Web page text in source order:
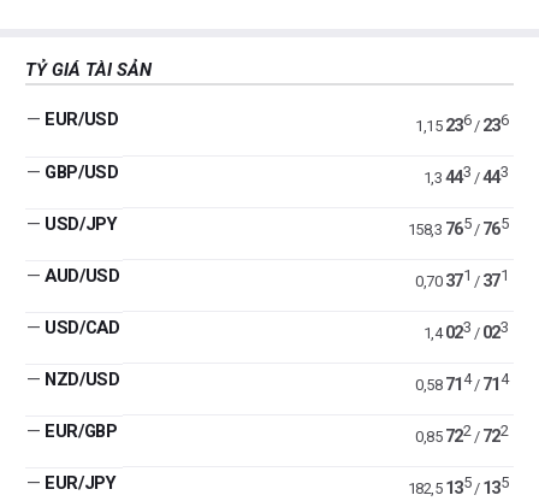
TỶ GIÁ TÀI SẢN
— EUR/USD 1,15 236/ 236
— GBP/USD 1,3 443 /443
— USD/JPY 158,3 765/ 765
— AUD/USD 0,70 371 / 371
— USD/CAD 1,4 023 / 023
— NZD/USD 0,58 714/ 714
— EUR/GBP 0,85 722/ 722
— EUR/JPY 182,5 135/ 135